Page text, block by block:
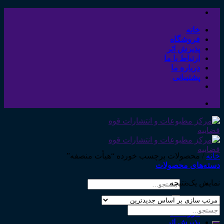
Skip
contentخانه
فروشگاه
پذیرش اثر
ارتباط با ما
درباره ما
پشتیبانی
جستجو
خانه
فروشگاه
پذیرش اثر
خانه /محصولات برچسب خورده “هیأت منصفه”
دسته‌های محصولات
نمایش یک نتیجه
جستجو